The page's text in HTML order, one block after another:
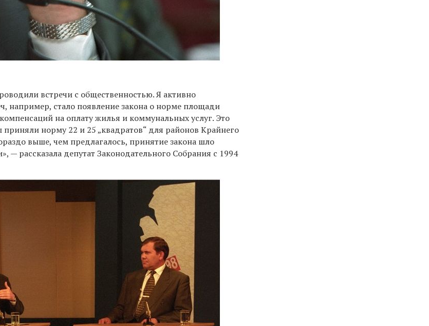
встречи с общественностью. Я активно
например, стало появление закона о норме площади
на оплату жилья и коммунальных услуг. Это
норму 22 и 25 „квадратов“ для районов Крайнего
выше, чем предлагалось, принятие закона шло
рассказала депутат Законодательного Собрания с 1994